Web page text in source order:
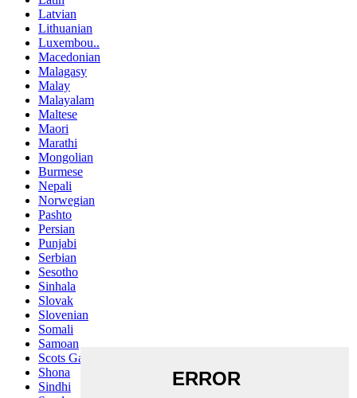
Latvian
Lithuanian
Luxembou..
Macedonian
Malagasy
Malay
Malayalam
Maltese
Maori
Marathi
Mongolian
Burmese
Nepali
Norwegian
Pashto
Persian
Punjabi
Serbian
Sesotho
Sinhala
Slovak
Slovenian
Somali
Samoan
Scots Gaelic
Shona
Sindhi